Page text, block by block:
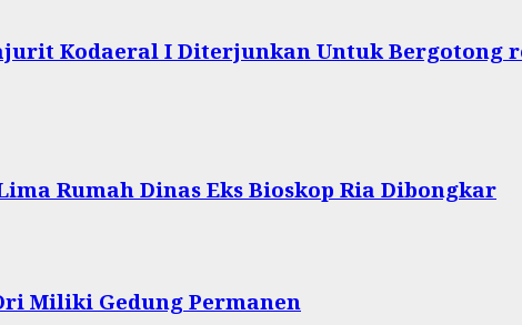
Kodaeral I Diterjunkan Untuk Bergotong
Rumah Dinas Eks Bioskop Ria Dibongkar
Miliki Gedung Permanen